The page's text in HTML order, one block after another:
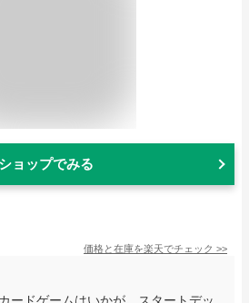
ショップでみる
価格と在庫を楽天でチェック >>